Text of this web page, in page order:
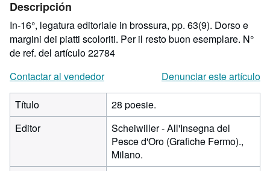
estrellas
Descripción
In-16°, legatura editoriale in brossura, pp. 63(9). Dorso e
margini dei piatti scoloriti. Per il resto buon esemplare. N°
de ref. del artículo 22784
Contactar al vendedor
Denunciar este artículo
Título
28 poesie.
Editor
Scheiwiller - All'Insegna del
Pesce d'Oro (Grafiche Fermo).,
Milano.